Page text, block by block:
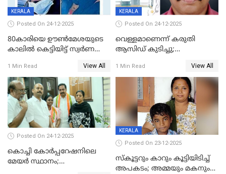
KERALA
Posted On 24-12-2025
80കാരിയെ ഊൺമേശയുടെ
കാലിൽ കെട്ടിയിട്ട് സ്വർണവും
കൊച്ചുമകനും സുഹൃത്തും
അറസ്റ്റിൽ
1 Min Read View All
KERALA
Posted On 24-12-2025
വെള്ളമാണെന്ന് കരുതി
ആസിഡ് കുടിച്ചു;
മരിച്ചു
1 Min Read View All
Posted On 24-12-2025
കൊച്ചി കോര്‍പ്പറേഷനിലെ
മേയര്‍ സ്ഥാനം;
KERALA
Posted On 23-12-2025
സ്കൂട്ടറും കാറും കൂട്ടിയിടിച്ച്
അപകടം; അമ്മയും മകനും